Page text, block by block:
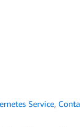
Service,